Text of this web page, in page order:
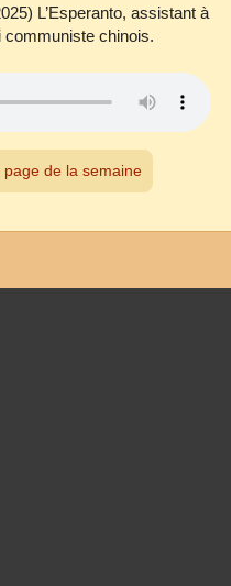
L’Esperanto, assistant à
communiste chinois.
page de la semaine